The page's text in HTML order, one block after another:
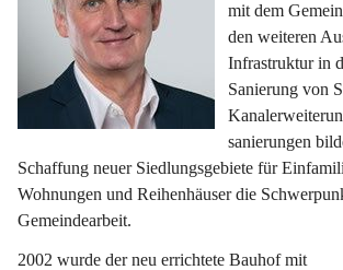
mit dem
den weiteren
Infrastruktur in
Sanierung von
sanierungen
Schaffung neuer Siedlungsgebiete für
Wohnungen und Reihenhäuser die
Gemeindearbeit.
2002 wurde der neu errichtete Bauhof mit